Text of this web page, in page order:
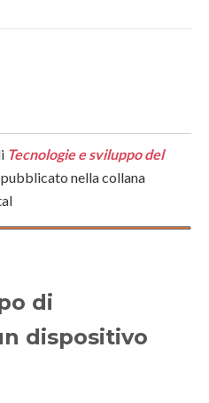
Tecnologie e sviluppo del
nella collana
di
dispositivo